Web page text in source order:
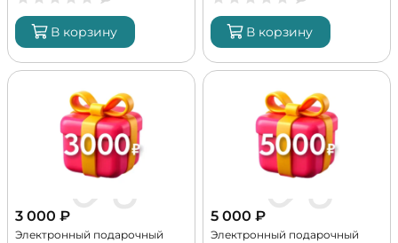
В корзину В корзину
3 000 ₽
Электронный подарочный
5 000 ₽
Электронный подарочный